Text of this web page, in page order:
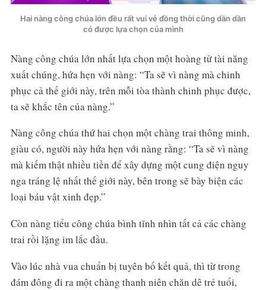
Hai nàng công chúa lớn đều rất vui vẻ đồng thời cũng dần dần
có được lựa chọn của mình
Nàng công chúa lớn nhất lựa chọn một hoàng tử tài năng
xuất chúng, hứa hẹn với nàng: “Ta sẽ vì nàng mà chinh
phục cả thế giới này, trên mỗi tòa thành chinh phục được,
ta sẽ khắc tên của nàng.”
Nàng công chúa thứ hai chọn một chàng trai thông minh,
giàu có, người này hứa hẹn với nàng rằng: “Ta sẽ vì nàng
mà kiếm thật nhiều tiền để xây dựng một cung điện nguy
nga tráng lệ nhất thế giới này, bên trong sẽ bày biện các
loại báu vật xinh đẹp.”
Còn nàng tiểu công chúa bình tĩnh nhìn tất cả các chàng
trai rồi lặng im lắc đầu.
Vào lúc nhà vua chuẩn bị tuyên bố kết quả, thì từ trong
đám đông đi ra một chàng thanh niên chăn dê trẻ tuổi,